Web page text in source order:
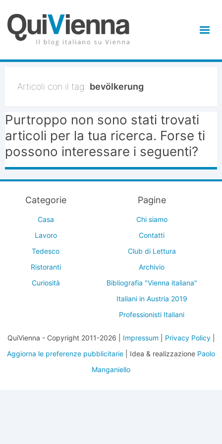
Articoli con il tag: bevölkerung
Purtroppo non sono stati trovati
articoli per la tua ricerca. Forse ti
possono interessare i seguenti?
Categorie
Casa
Lavoro
Tedesco
Ristoranti
Curiosità
Pagine
Chi siamo
Contatti
Club di Lettura
Archivio
Bibliografia "Vienna italiana"
Italiani in Austria 2019
Professionisti Italiani
QuiVienna - Copyright 2011-2026 | Impressum Privacy Policy|
Aggiorna le preferenze pubblicitarie | Idea & realizzazione Paolo
Manganiello